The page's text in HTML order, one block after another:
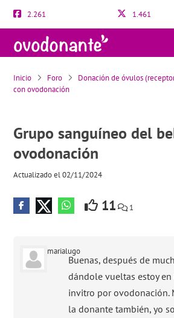
2.261 1.461
Grupo sanguíneo del bebé por ovodonación
Inicio Foro Donación de óvulos
con ovodonación
Grupo sanguíneo del
ovodonación
Actualizado el 02/11/2024
11 1
marialugo
Buenas, después de
dándole vueltas estoy
invitro por ovodonación.
la donante también, yo